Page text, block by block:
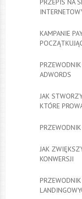
PRZEPIS NA
KAMPANIE
ADWORDS
JAK
KTÓRE
JAK
KONWERSJI